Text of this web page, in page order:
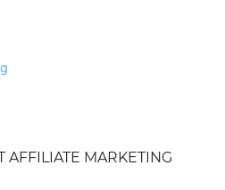
AFFILIATE MARKETING